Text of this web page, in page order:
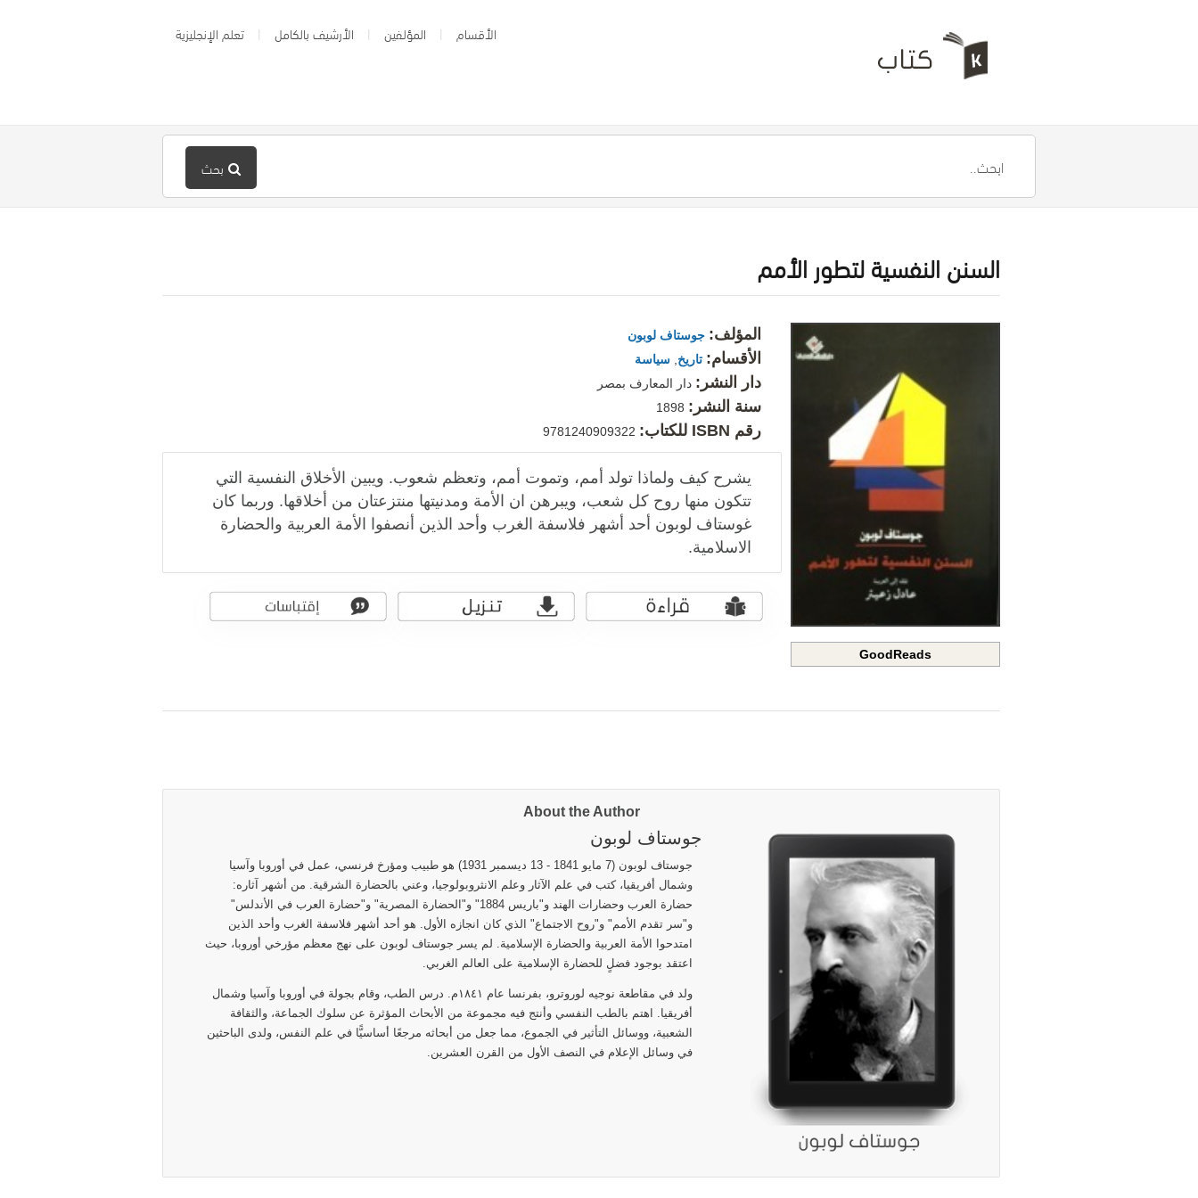
الأقسام المؤلفين الأرشيف بالكامل تعلم الإنجليزية
بحث
السنن النفسية لتطور الأمم
GoodReads
المؤلف: جوستاف لوبون
الأقسام: تاريخ سياسة
دار النشر: دار المعارف بمصر
سنة النشر:
رقم ISBN للكتاب: 9781240909322
يشرح كيف ولماذا تولد أمم، وتموت أمم، وتعظم شعوب. ويبين الأخلاق النفسية التي
تتكون منها روح كل شعب، ويبرهن ان الأمة ومدنيتها منتزعتان من أخلاقها. وربما كان
غوستاف لوبون أحد أشهر فلاسفة الغرب وأحد الذين أنصفوا الأمة العربية والحضارة
الاسلامية.
About the Author
جوستاف لوبون
جوستاف لوبون (7 مايو 1841 - 13 ديسمبر 1931) هو طبيب ومؤرخ فرنسي، عمل في أوروبا وآسيا
وشمال أفريقيا، كتب في علم الآثار وعلم الانثروبولوجيا، وعني بالحضارة الشرقية. من أشهر آثاره:
حضارة العرب وحضارات الهند و"باريس 1884" و"الحضارة المصرية" و"حضارة العرب في الأندلس"
و"سر تقدم الأمم" و"روح الاجتماع" الذي كان انجازه الأول. هو أحد أشهر فلاسفة الغرب وأحد الذين
امتدحوا الأمة العربية والحضارة الإسلامية. لم يسر جوستاف لوبون على نهج معظم مؤرخي أوروبا، حيث
اعتقد بوجود فضلٍ للحضارة الإسلامية على العالم الغربي.
ولد في مقاطعة نوجيه لوروترو، بفرنسا عام ١٨٤١م. درس الطب، وقام بجولة في أوروبا وآسيا وشمال
أفريقيا. اهتم بالطب النفسي وأنتج فيه مجموعة من الأبحاث المؤثرة عن سلوك الجماعة، والثقافة
الشعبية، ووسائل التأثير في الجموع، مما جعل من أبحاثه مرجعًا أساسيًّا في علم النفس، ولدى الباحثين
في وسائل الإعلام في النصف الأول من القرن العشرين.